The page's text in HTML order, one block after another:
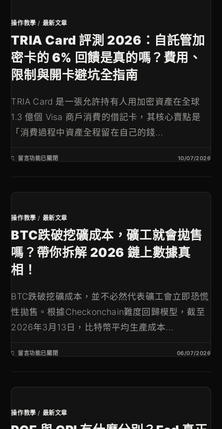
操作教學 / 最新文章
TRIA Card 評測 2026：自託管加
密卡的 6% 回饋是真的嗎？費用、
限制與開卡避坑全指南
TRIA Card 是一張允許持有人用加密資產在全球
1.3 億個 Visa 商戶消費的借記卡，其核心賣點是
「消費過程中資產全程留在自己的錢...
留言功能已關閉 10/07/2026
操作教學 / 最新文章
BTC跌破挖礦成本，礦工就會拋售
嗎？帶你拆解 2026 鏈上數據真
相！
BTC跌破挖礦成本，並不必然代表礦工會立即恐慌
性拋售。根據Checkonchain難度回歸模型，截至
2026年3月13日，比特幣平均生產成本...
留言功能已關閉 06/07/2026
操作教學 / 最新文章